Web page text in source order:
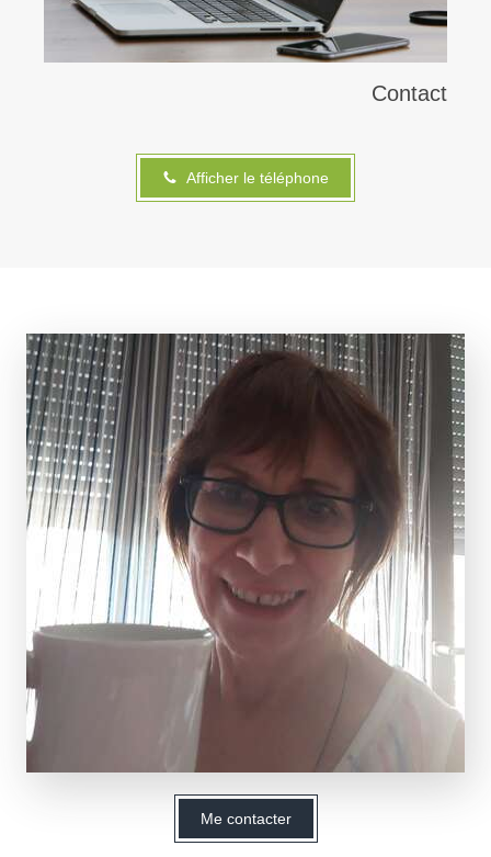
Contact
Afficher le téléphone
Me contacter